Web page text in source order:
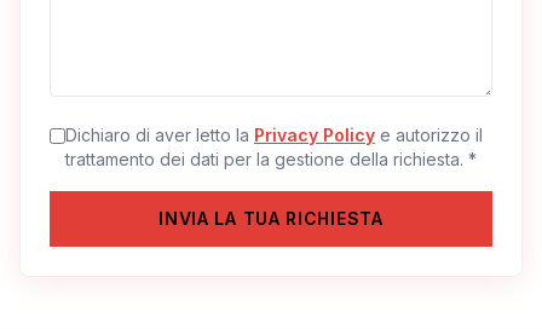
Dichiaro di aver letto la Privacy Policy e autorizzo il
trattamento dei dati per la gestione della richiesta. *
INVIA LA TUA RICHIESTA